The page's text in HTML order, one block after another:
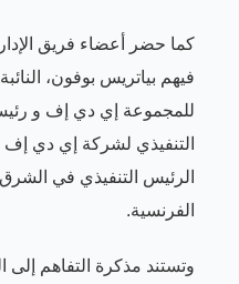
كما حضر أعضاء فريق
فيهم بياتريس بوفون،
للمجموعة إي دي إف و
التنفيذي لشركة إي دي إف
الرئيس التنفيذي في
الفرنسية.
وتستند مذكرة التفاهم إلى